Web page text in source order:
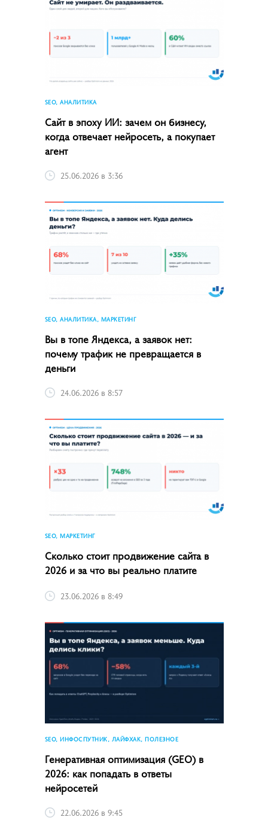
SEO, АНАЛИТИКА
Сайт в эпоху ИИ: зачем он бизнесу,
когда отвечает нейросеть, а покупает
агент
25.06.2026 в 3:36
SEO, АНАЛИТИКА, МАРКЕТИНГ
Вы в топе Яндекса, а заявок нет:
почему трафик не превращается в
деньги
24.06.2026 в 8:57
SEO, МАРКЕТИНГ
Сколько стоит продвижение сайта в
2026 и за что вы реально платите
23.06.2026 в 8:49
SEO, ИНФОСПУТНИК, ЛАЙФХАК, ПОЛЕЗНОЕ
Генеративная оптимизация (GEO) в
2026: как попадать в ответы
нейросетей
22.06.2026 в 9:45